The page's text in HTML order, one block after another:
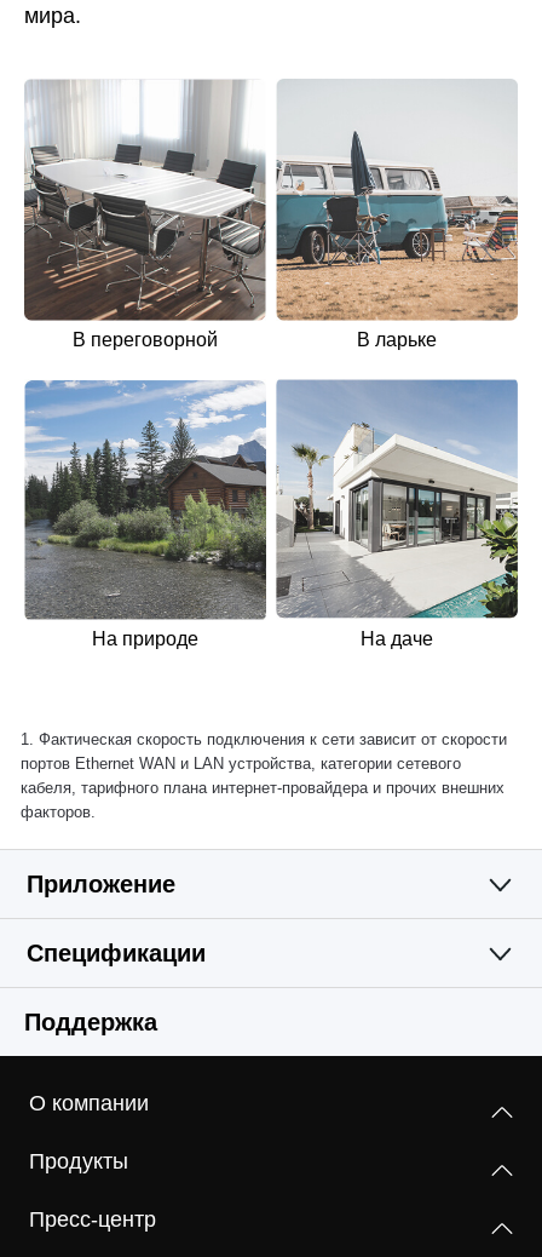
мира.
В переговорной В ларьке
На природе На даче
1. Фактическая скорость подключения к сети зависит от скорости
портов Ethernet WAN и LAN устройства, категории сетевого
кабеля, тарифного плана интернет‑провайдера и прочих внешних
факторов.
Приложение
Простое и
функциональное
Спецификации
Wi-Fi
IEEE 802.11b/g/n
Диапазон частот (приём и передача)
2,4 ГГц
Сервер
90 × 92 × 150,5 мм
Поддержка
О компании
Продукты
Пресс-центр